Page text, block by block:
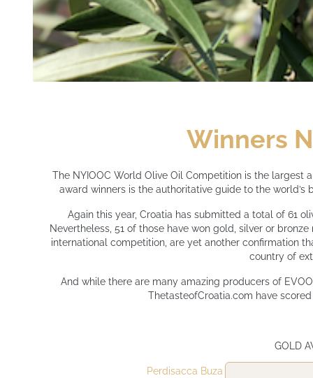
Winners
The NYIOOC World Olive Oil Competition is the
award winners is the authoritative guide to the
Again this year, Croatia has submitted a total of 61
Nevertheless, 51 of those have won gold, silver or
international competition, are yet another confirmation
country of
And while there are many amazing producers of
ThetasteofCroatia.com have
GOLD
Perdisacca Buza